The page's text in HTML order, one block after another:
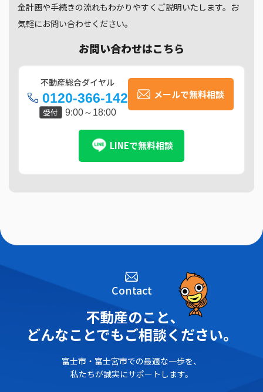
金計画や手続きの流れもわかりやすくご説明いたします。お
気軽にお問い合わせください。
お問い合わせはこちら
不動産総合ダイヤル
0120-366-142
受付 9:00～18:00
メールで無料相談
LINEで無料相談
Contact
不動産のこと､
どんなことでもご相談ください。
富士市・富士宮市での最適な一歩を、
私たちが誠実にサポートします。